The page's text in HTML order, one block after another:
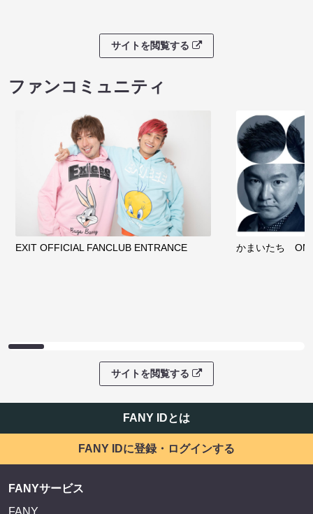
サイトを閲覧する
ファンコミュニティ
EXIT OFFICIAL FANCLUB ENTRANCE かまいたち
サイトを閲覧する
FANY IDとは
FANY IDに登録・ログインする
FANYサービス